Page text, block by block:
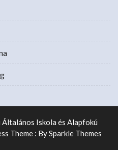
Iskola és Alapfokú
Theme : BySparkle Themes